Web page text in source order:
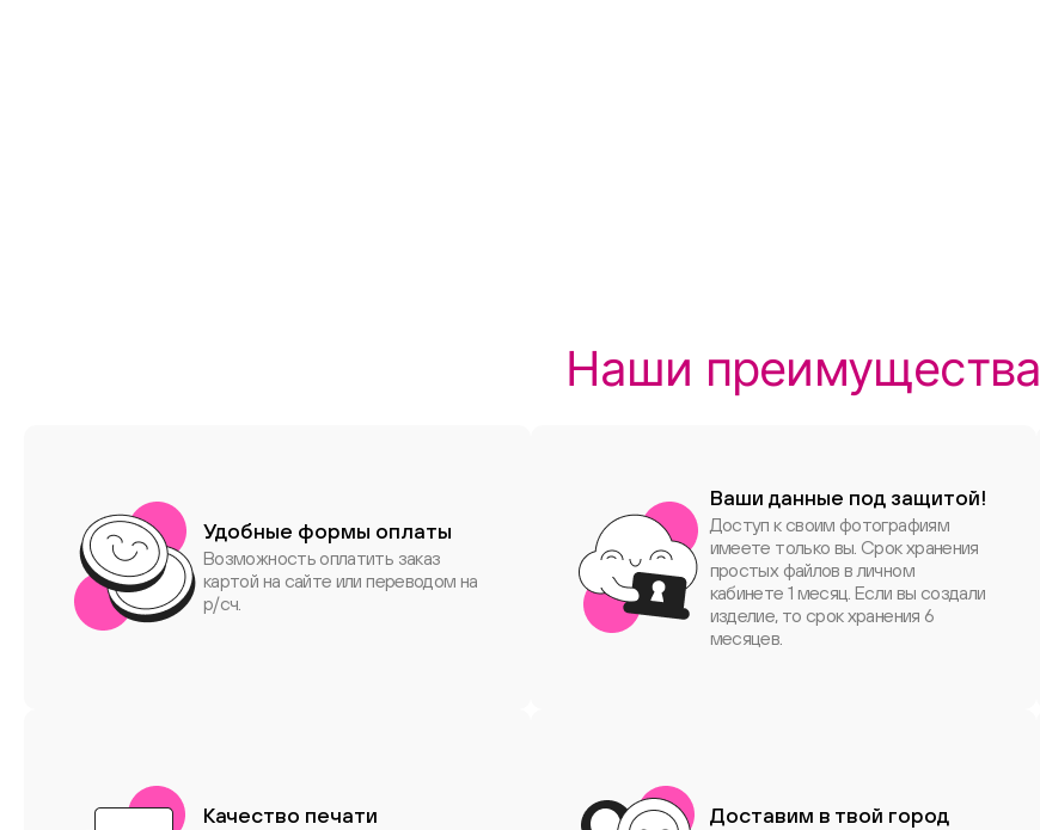
Наши преимущества
Удобные формы оплаты
Возможность оплатить заказ
картой на сайте или переводом на
р/сч.
Ваши данные под защитой!
Доступ к своим фотографиям
имеете только вы. Срок хранения
простых файлов в личном
кабинете 1 месяц. Если вы создали
изделие, то срок хранения 6
месяцев.
Качество печати Доставим в твой город